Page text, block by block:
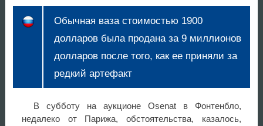
Обычная ваза стоимостью 1900
долларов была продана за 9 миллионов
долларов после того, как ее приняли за
редкий артефакт
В субботу на аукционе Osenat в Фонтенбло,
недалеко от Парижа, обстоятельства, казалось,